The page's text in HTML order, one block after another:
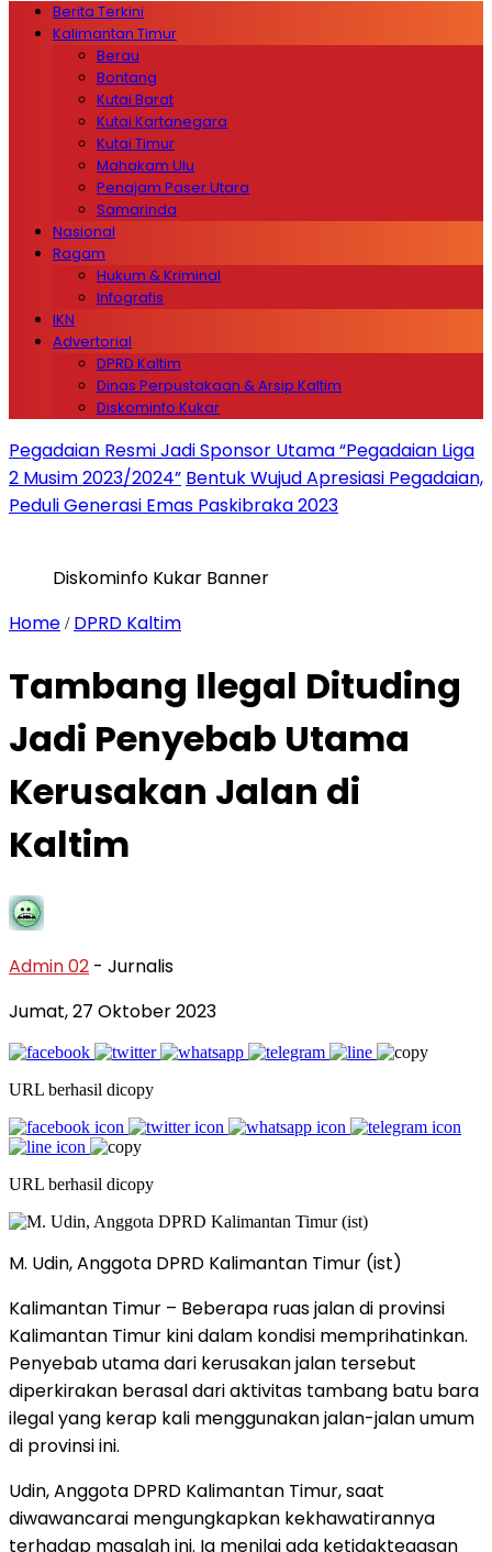
Berita Terkini
Kalimantan Timur
Berau
Bontang
Kutai Barat
Kutai Kartanegara
Kutai Timur
Mahakam Ulu
Penajam Paser Utara
Samarinda
Nasional
Ragam
Hukum & Kriminal
Infografis
IKN
Advertorial
DPRD Kaltim
Dinas Perpustakaan & Arsip Kaltim
Diskominfo Kukar
Pegadaian Resmi Jadi Sponsor Utama “Pegadaian Liga
2 Musim 2023/2024” Bentuk Wujud Apresiasi Pegadaian,
Peduli Generasi Emas Paskibraka 2023
Diskominfo Kukar Banner
Home / DPRD Kaltim
Tambang Ilegal Dituding
Jadi Penyebab Utama
Kerusakan Jalan di
Kaltim
Admin 02 - Jurnalis
Jumat, 27 Oktober 2023
URL berhasil dicopy
URL berhasil dicopy
M. Udin, Anggota DPRD Kalimantan Timur (ist)
Kalimantan Timur – Beberapa ruas jalan di provinsi
Kalimantan Timur kini dalam kondisi memprihatinkan.
Penyebab utama dari kerusakan jalan tersebut
diperkirakan berasal dari aktivitas tambang batu bara
ilegal yang kerap kali menggunakan jalan-jalan umum
di provinsi ini.
Udin, Anggota DPRD Kalimantan Timur, saat
diwawancarai mengungkapkan kekhawatirannya
terhadap masalah ini. Ia menilai ada ketidaktegasan